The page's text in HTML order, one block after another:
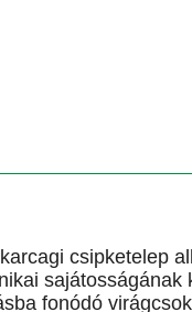
csipketelep
fonódó